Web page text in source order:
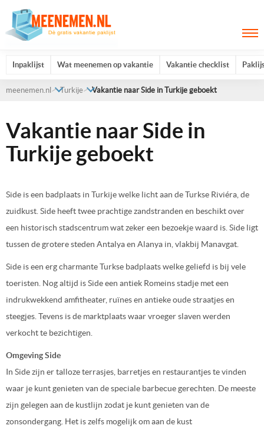
Inpaklijst Wat meenemen op vakantie Vakantie checklist
meenemen.nl Turkije Vakantie naar Side in Turkije geboekt
Vakantie naar Side in
Turkije geboekt
Side is een badplaats in Turkije welke licht aan de Turkse Riviéra, de
zuidkust. Side heeft twee prachtige zandstranden en beschikt over
een historisch stadscentrum wat zeker een bezoekje waard is. Side ligt
tussen de grotere steden Antalya en Alanya in, vlakbij Manavgat.
Side is een erg charmante Turkse badplaats welke geliefd is bij vele
toeristen. Nog altijd is Side een antiek Romeins stadje met een
indrukwekkend amfitheater, ruïnes en antieke oude straatjes en
steegjes. Tevens is de marktplaats waar vroeger slaven werden
verkocht te bezichtigen.
Omgeving Side
In Side zijn er talloze terrasjes, barretjes en restaurantjes te vinden
waar je kunt genieten van de speciale barbecue gerechten. De meeste
zijn gelegen aan de kustlijn zodat je kunt genieten van de
zonsondergang. Het is zelfs mogelijk om aan de kust